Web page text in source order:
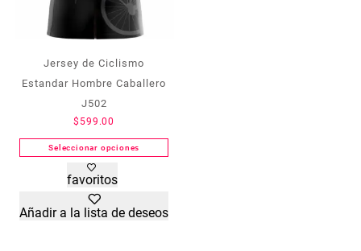
Jersey de Ciclismo
Estandar Hombre Caballero
J502
$ 599.00
Seleccionar opciones
Este
producto
tiene
múltiples
favoritos
Añadir a la lista de deseos